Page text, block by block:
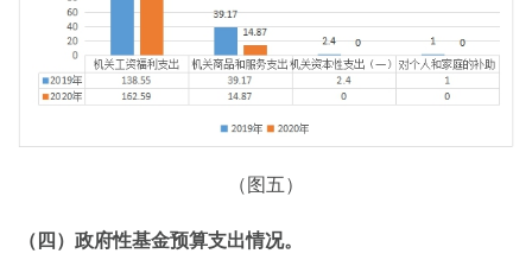
（图五）
（四）政府性基金预算支出情况。